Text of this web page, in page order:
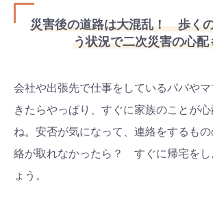
災害後の道路は大混乱！ 歩く
う状況で二次災害の心配
会社や出張先で仕事をしているパパや
きたらやっぱり、すぐに家族のことが
ね。安否が気になって、連絡をするも
絡が取れなかったら？ すぐに帰宅をし
ょう。